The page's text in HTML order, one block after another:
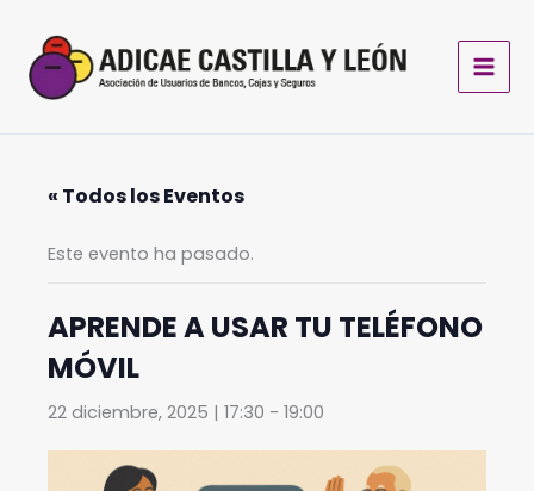
contenido
« Todos los Eventos
Este evento ha pasado.
APRENDE A USAR TU TELÉFONO
MÓVIL
22 diciembre, 2025 | 17:30 - 19:00